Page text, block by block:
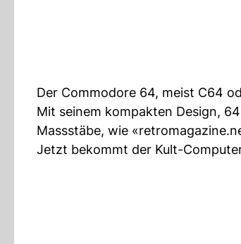
Der Commodore 64, meist C64
Mit seinem kompakten Design,
Massstäbe, wie
Jetzt bekommt der Kult-